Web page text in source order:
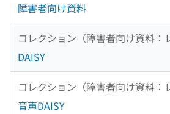
障害者向け資料
コレクション（障害者向け資料：
DAISY
コレクション（障害者向け資料：
音声DAISY